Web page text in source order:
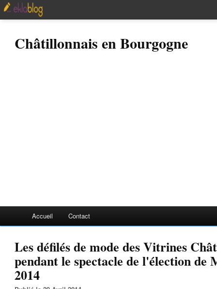
Châtillonnais en Bourgogne
Accueil Contact
Les défilés de mode des Vitrines
pendant le spectacle de l'élection de
2014